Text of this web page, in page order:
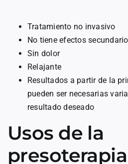
Tratamiento no invasivo
No tiene efectos
Sin dolor
Relajante
Resultados a partir de la
pueden ser necesarias
resultado deseado
Usos de la